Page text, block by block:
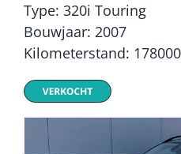
Type: 320i Touring
Bouwjaar: 2007
Kilometerstand: